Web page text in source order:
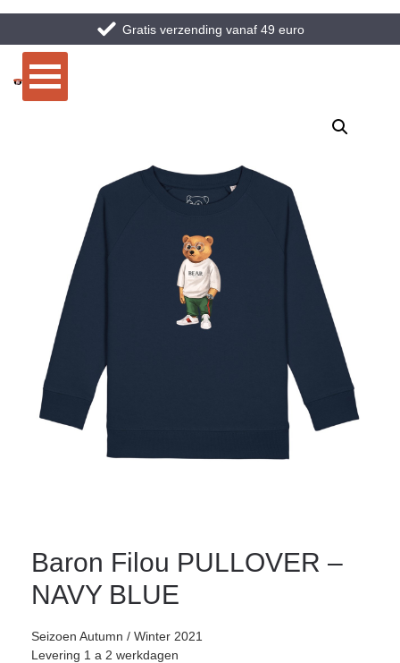
Gratis verzending vanaf 49 euro
Baron Filou PULLOVER –
NAVY BLUE
Seizoen Autumn / Winter 2021
Levering 1 a 2 werkdagen